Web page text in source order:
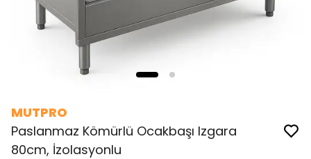
MUTPRO
Paslanmaz Kömürlü Ocakbaşı Izgara
80cm, İzolasyonlu